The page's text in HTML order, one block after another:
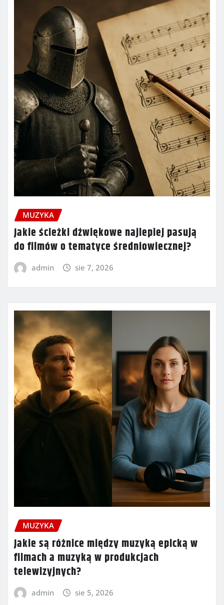
MUZYKA
Jakie ścieżki dźwiękowe najlepiej pasują
do filmów o tematyce średniowiecznej?
admin sie 7, 2026
MUZYKA
Jakie są różnice między muzyką epicką w
filmach a muzyką w produkcjach
telewizyjnych?
admin sie 5, 2026